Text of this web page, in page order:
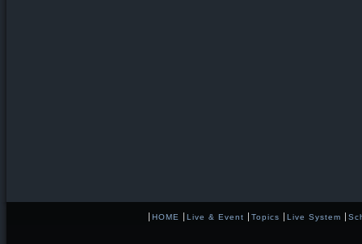
HOME Live & Event Topics Live System